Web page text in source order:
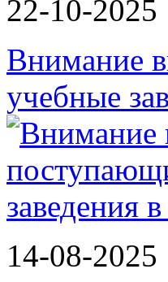
22-10-2025
Внимание
учебные
14-08-2025